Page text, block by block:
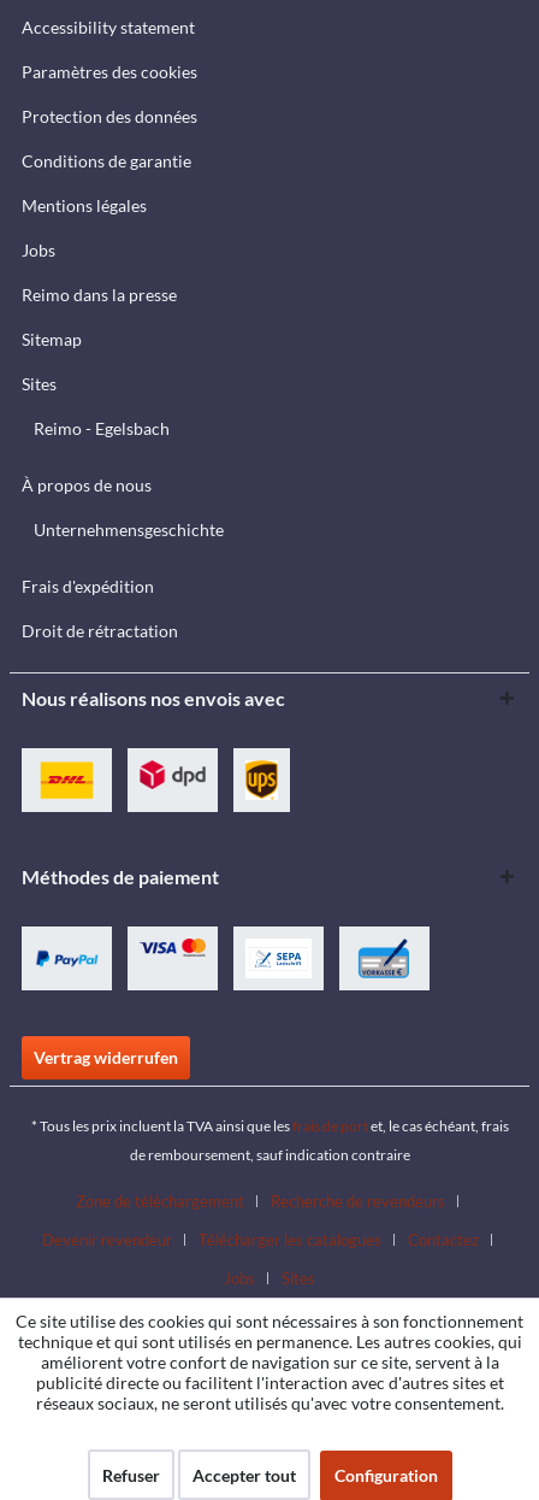
Accessibility statement
Paramètres des cookies
Protection des données
Conditions de garantie
Mentions légales
Jobs
Reimo dans la presse
Sitemap
Sites
Reimo - Egelsbach
À propos de nous
Unternehmensgeschichte
Frais d'expédition
Droit de rétractation
Nous réalisons nos envois avec
Méthodes de paiement
Vertrag widerrufen
* Tous les prix incluent la TVA ainsi que lesfrais de portet, le cas échéant, frais
de remboursement, sauf indication contraire
Zone de téléchargement
Recherche de revendeurs
Devenir revendeur
Télécharger les catalogues
Contactez
Jobs
Sites
Ce site utilise des cookies qui sont nécessaires à son fonctionnement
technique et qui sont utilisés en permanence. Les autres cookies, qui
améliorent votre confort de navigation sur ce site, servent à la
publicité directe ou facilitent l'interaction avec d'autres sites et
réseaux sociaux, ne seront utilisés qu'avec votre consentement.
Refuser Accepter tout Configuration